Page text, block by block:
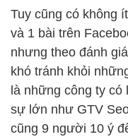
Tuy cũng có không
và 1 bài trên
nhưng theo đánh
khó tránh khỏi
là những công ty có
sự lớn như GTV
cũng 9 người 10 ý